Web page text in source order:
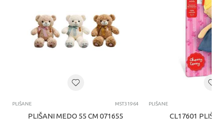
PLIŠANE MST31964
PLIŠANI MEDO 55 CM 071655
PLIŠANE
CL17601